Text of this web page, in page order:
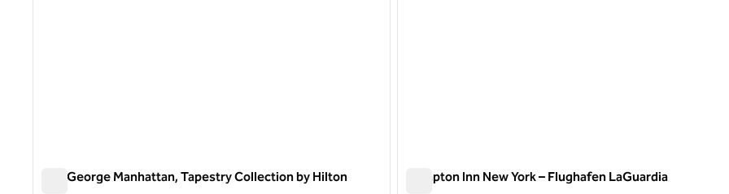
The George Manhattan, Tapestry Collection by Hilton
Hampton Inn New York – Flughafen LaGuardia